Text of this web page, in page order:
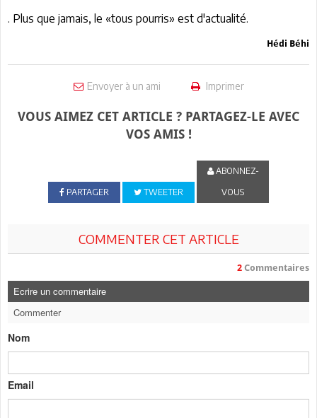
. Plus que jamais, le «tous pourris» est d'actualité.
Hédi Béhi
Envoyer à un ami Imprimer
VOUS AIMEZ CET ARTICLE ? PARTAGEZ-LE AVEC
VOS AMIS !
PARTAGER TWEETER
ABONNEZ-
VOUS
COMMENTER CET ARTICLE
2 Commentaires
Ecrire un commentaire
Commenter
Nom
Email